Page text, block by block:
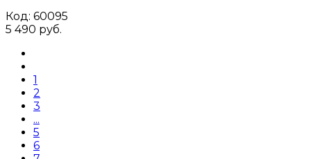
Код: 60095
5 490 руб.
1
2
3
...
5
6